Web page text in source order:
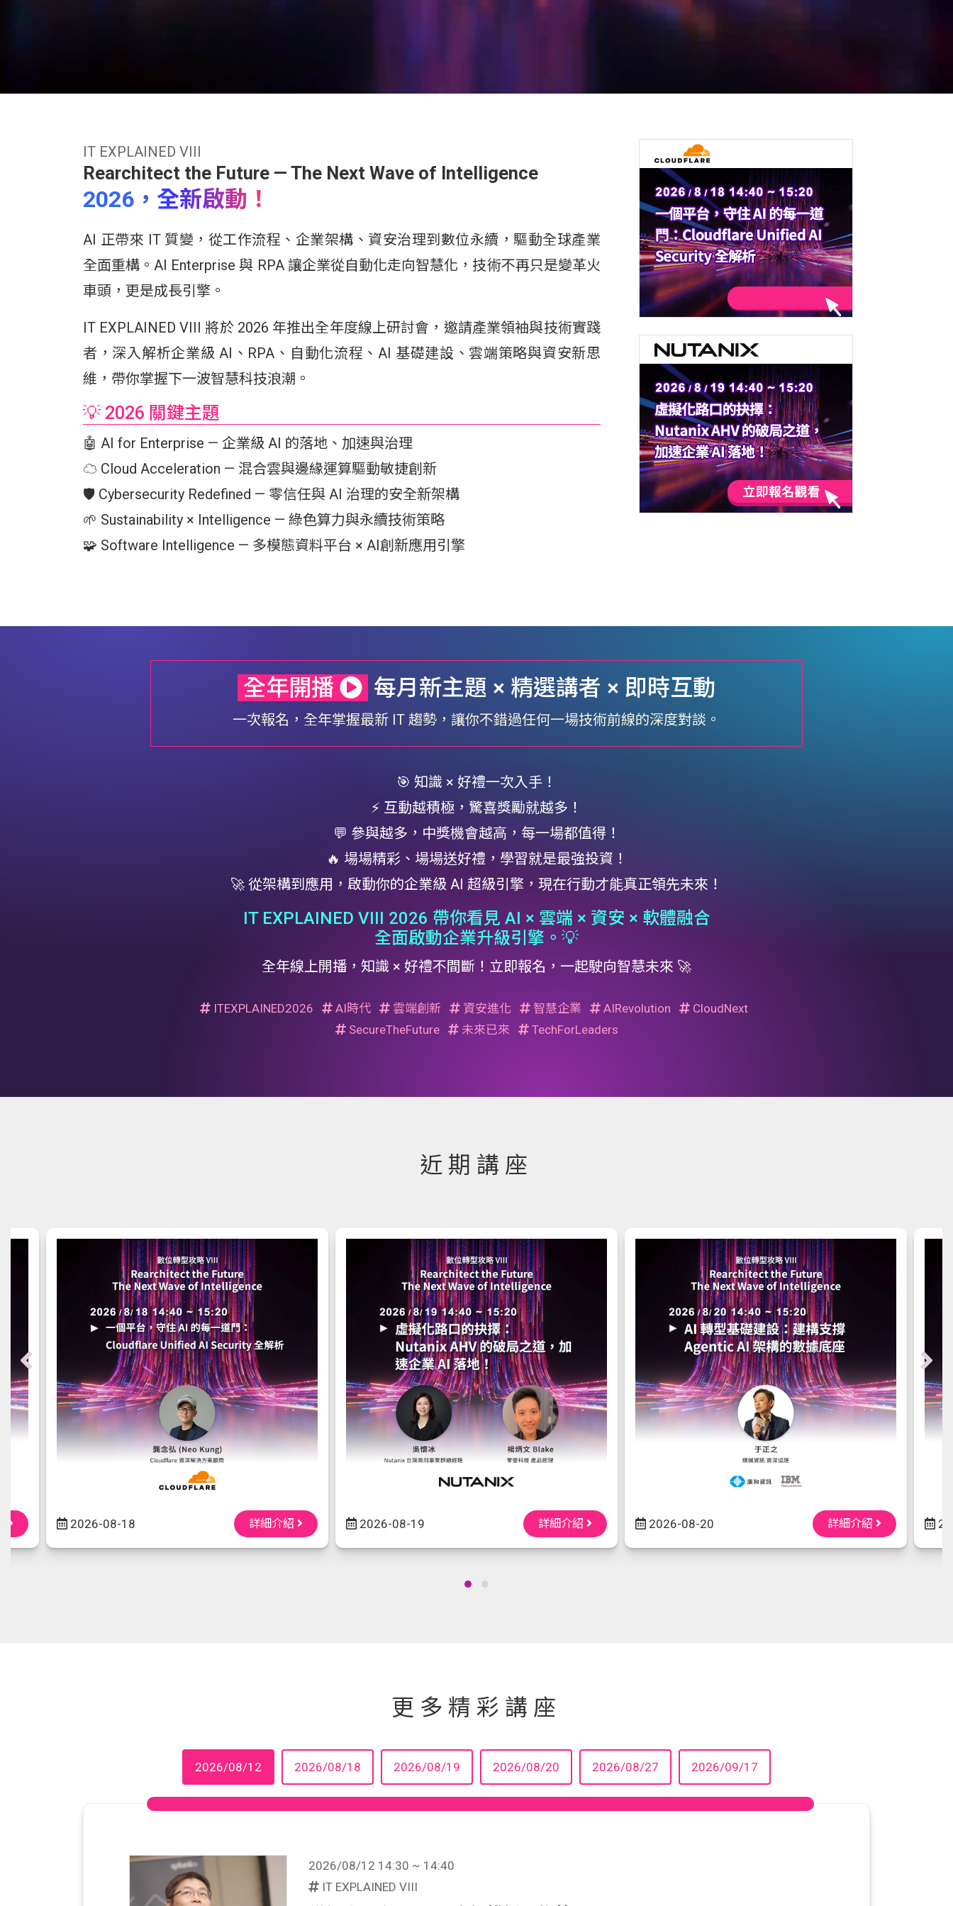
IT EXPLAINED VIII
Rearchitect the Future — The Next Wave of Intelligence
2026，全新啟動！
AI 正帶來 IT 質變，從工作流程、企業架構、資安治理到數位永續，驅動全球產業
全面重構。AI Enterprise 與 RPA 讓企業從自動化走向智慧化，技術不再只是變革火
車頭，更是成長引擎。
IT EXPLAINED VIII 將於 2026 年推出全年度線上研討會，邀請產業領袖與技術實踐
者，深入解析企業級 AI、RPA、自動化流程、AI 基礎建設、雲端策略與資安新思
維，帶你掌握下一波智慧科技浪潮。
💡 2026 關鍵主題
🤖 AI for Enterprise — 企業級 AI 的落地、加速與治理
☁️ Cloud Acceleration — 混合雲與邊緣運算驅動敏捷創新
🛡️ Cybersecurity Redefined — 零信任與 AI 治理的安全新架構
🌱 Sustainability × Intelligence — 綠色算力與永續技術策略
🧩 Software Intelligence — 多模態資料平台 × AI創新應用引擎
全年開播 每月新主題 × 精選講者 × 即時互動
一次報名，全年掌握最新 IT 趨勢，讓你不錯過任何一場技術前線的深度對談。
🎯 知識 × 好禮一次入手！
⚡ 互動越積極，驚喜獎勵就越多！
💬 參與越多，中獎機會越高，每一場都值得！
🔥 場場精彩、場場送好禮，學習就是最強投資！
🚀 從架構到應用，啟動你的企業級 AI 超級引擎，現在行動才能真正領先未來！
IT EXPLAINED VIII 2026 帶你看見 AI × 雲端 × 資安 × 軟體融合
全面啟動企業升級引擎。💡
全年線上開播，知識 × 好禮不間斷！立即報名，一起駛向智慧未來 🚀
ITEXPLAINED2026 AI時代 雲端創新 資安進化 智慧企業 AIRevolution
CloudNext
SecureTheFuture
未來已來 TechForLeaders
近期講座
2026-08-18 詳細介紹 2026-08-19 詳細介紹 2026-08-20 詳細介紹
更多精彩講座
2026/08/12 2026/08/18 2026/08/19 2026/08/20 2026/08/27 2026/09/17
2026/08/12 14:30 ~ 14:40
IT EXPLAINED VIII